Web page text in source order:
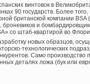
винтовок в
90 государств. Более
британской компании BSA
броневиков и
со штаб-квартирой во
новых образцов,
технологических
Само производство
деталях ложа (бук или